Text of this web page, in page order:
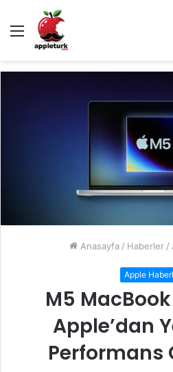
Menü
Anasayfa / Haberler /
Apple
M5
Apple’dan
Performans